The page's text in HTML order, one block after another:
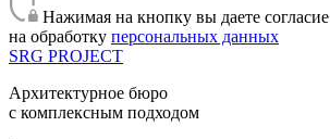
Нажимая на кнопку вы даете согласие
на обработку персональных данных
SRG PROJECT
Архитектурное бюро
с комплексным подходом